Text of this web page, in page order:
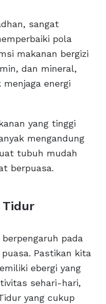
sangat
pola
makanan bergizi
dan mineral,
energi
yang tinggi
mengandung
tubuh mudah
berpuasa.
pada
Pastikan kita
ebergi yang
sehari-hari,
yang cukup